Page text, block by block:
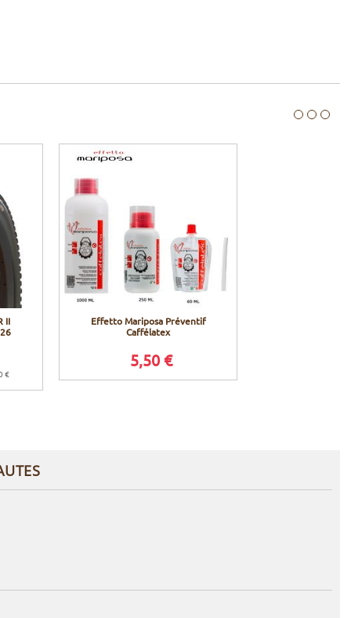
II
€
Effetto Mariposa Préventif
Caffélatex
5,50 €